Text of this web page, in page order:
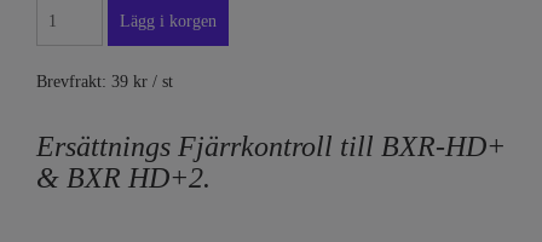
Brevfrakt: 39 kr / st
Ersättnings Fjärrkontroll till BXR-HD+
& BXR HD+2.